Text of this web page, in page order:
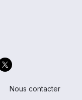
Nous contacter